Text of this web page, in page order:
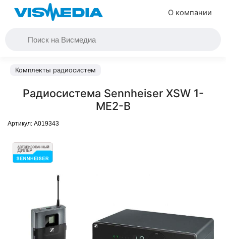
О компании
Комплекты радиосистем
Радиосистема Sennheiser XSW 1-
ME2-B
Артикул: A019343